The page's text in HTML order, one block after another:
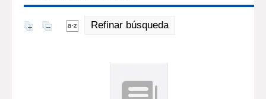
Refinar búsqueda